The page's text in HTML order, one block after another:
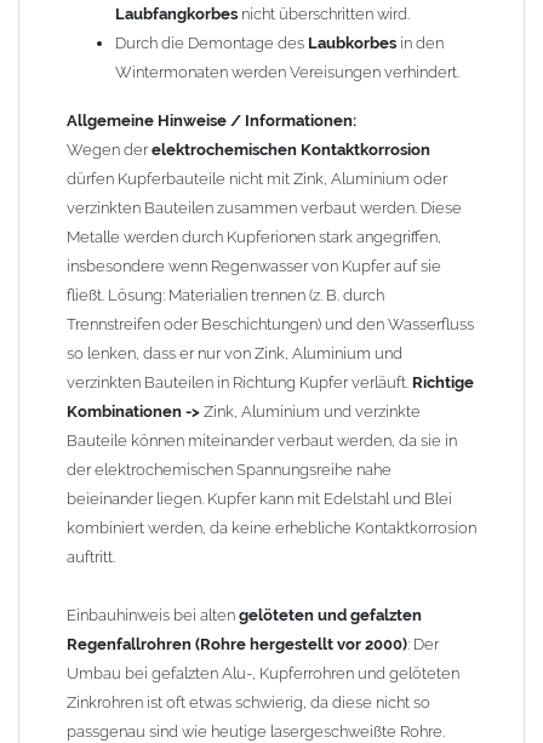
Laubfangkorbes nicht überschritten wird.
Durch die Demontage des Laubkorbes in den
Wintermonaten werden Vereisungen verhindert.
Allgemeine Hinweise / Informationen:
Wegen derelektrochemischen Kontaktkorrosion
dürfen Kupferbauteile nicht mit Zink, Aluminium oder
verzinkten Bauteilen zusammen verbaut werden. Diese
Metalle werden durch Kupferionen stark angegriffen,
insbesondere wenn Regenwasser von Kupfer auf sie
fließt. Lösung: Materialien trennen (z. B. durch
Trennstreifen oder Beschichtungen) und den Wasserfluss
so lenken, dass er nur von Zink, Aluminium und
verzinkten Bauteilen in Richtung Kupfer verläuft. Richtige
Kombinationen -> Zink, Aluminium und verzinkte
Bauteile können miteinander verbaut werden, da sie in
der elektrochemischen Spannungsreihe nahe
beieinander liegen. Kupfer kann mit Edelstahl und Blei
kombiniert werden, da keine erhebliche Kontaktkorrosion
auftritt.
Einbauhinweis bei alten gelöteten und gefalzten
Regenfallrohren (Rohre hergestellt vor 2000): Der
Umbau bei gefalzten Alu-, Kupferrohren und gelöteten
Zinkrohren ist oft etwas schwierig, da diese nicht so
passgenau sind wie heutige lasergeschweißte Rohre.